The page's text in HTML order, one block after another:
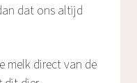
dat ons altijd
melk direct van de